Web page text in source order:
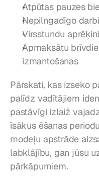
Atpūtas pauzes
Nepilngadīgo
Virsstundu
Apmaksātu
izmantošanas
Pārskati, kas izseko
palīdz vadītājiem
pastāvīgi izlaiž
īsākus ēšanas
modeļu apstrāde
labklājību, gan jūsu
pārkāpumiem.